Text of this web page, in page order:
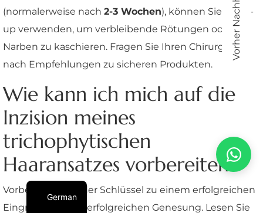
(normalerweise nach 2-3 Wochen), können Sie Make-
up verwenden, um verbleibende Rötungen oder
Narben zu kaschieren. Fragen Sie Ihren Chirurgen
nach Empfehlungen zu sicheren Produkten.
Wie kann ich mich auf die
Inzision meines
trichophytischen
Haaransatzes vorbereiten?
Vorbereitung ist der Schlüssel zu einem erfolgreichen
Eingriff und einer erfolgreichen Genesung. Lesen Sie
Vorher Nachher >
German